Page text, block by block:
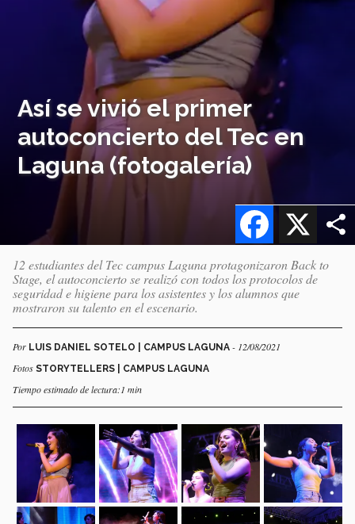
Así se vivió el primer
autoconcierto del Tec en
Laguna (fotogalería)
X
Facebook
12 estudiantes del Tec campus Laguna protagonizaron Back to
Stage, el autoconcierto se realizó con todos los protocolos de
seguridad e higiene para los asistentes y los alumnos que
mostraron su talento en el escenario.
Por LUIS DANIEL SOTELO | CAMPUS LAGUNA - 12/08/2021
Fotos STORYTELLERS | CAMPUS LAGUNA
Tiempo estimado de lectura:1 min